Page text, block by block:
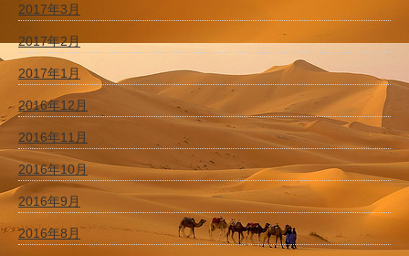
2017年3月
2017年2月
2017年1月
2016年12月
2016年11月
2016年10月
2016年9月
2016年8月